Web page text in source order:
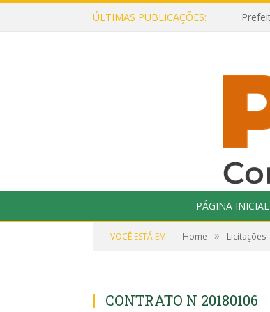
ÚLTIMAS PUBLICAÇÕES:
PÁGINA INICIAL
VOCÊ ESTÁ EM: Home » Licitações
CONTRATO N 20180106